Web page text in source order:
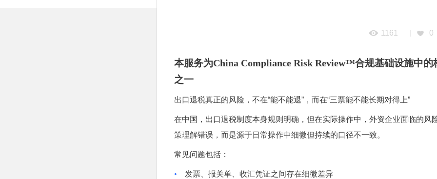
1161 0
本服务为China Compliance Risk Review™合规基础设施中的
之一
出口退税真正的风险，不在“能不能退” ，而在“三票能不能长期对得上”
在中国，出口退税制度本身规则明确，但在实际操作中，外资企业面临的风
策理解错误，而是源于日常操作中细微但持续的口径不一致。
常见问题包括：
• 发票、报关单、收汇凭证之间存在细微差异